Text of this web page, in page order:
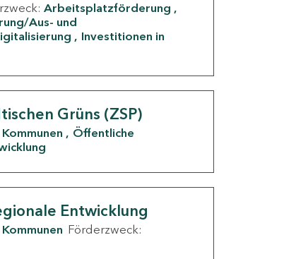
Arbeitsplatzförderung
Aus- und
Investitionen in
Grüns (ZSP)
Kommunen
Öffentliche
Entwicklung
Kommunen Förderzweck: